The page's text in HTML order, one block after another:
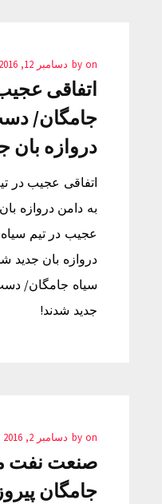
by on دسامبر 12, 2016
اتفاقی
جامگان/
دروازه بان
اتفاقی عجیب در
به دامن دروازه
عجیب در تیم
دروازه بان جدید
سیاه جامگان/
جدید شدند!
by on دسامبر 2, 2016
صنعت نفت
جامگان